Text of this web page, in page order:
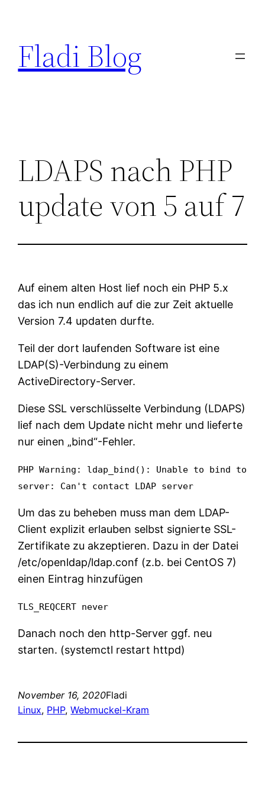
springen
Fladi Blog
LDAPS nach PHP
update von 5 auf 7
Auf einem alten Host lief noch ein PHP 5.x
das ich nun endlich auf die zur Zeit aktuelle
Version 7.4 updaten durfte.
Teil der dort laufenden Software ist eine
LDAP(S)-Verbindung zu einem
ActiveDirectory-Server.
Diese SSL verschlüsselte Verbindung (LDAPS)
lief nach dem Update nicht mehr und lieferte
nur einen „bind“-Fehler.
PHP Warning: ldap_bind(): Unable to bind to
server: Can't contact LDAP server
Um das zu beheben muss man dem LDAP-
Client explizit erlauben selbst signierte SSL-
Zertifikate zu akzeptieren. Dazu in der Datei
/etc/openldap/ldap.conf (z.b. bei CentOS 7)
einen Eintrag hinzufügen
TLS_REQCERT never
Danach noch den http-Server ggf. neu
starten. (systemctl restart httpd)
November 16, 2020Fladi
Linux, PHP, Webmuckel-Kram